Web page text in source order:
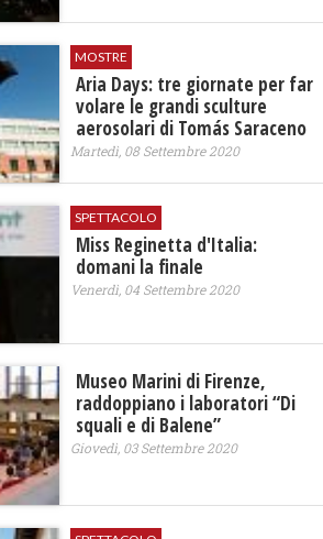
MOSTRE
Aria Days: tre giornate per far
volare le grandi sculture
aerosolari di Tomás Saraceno
Martedì, 08 Settembre 2020
SPETTACOLO
Miss Reginetta d'Italia:
domani la finale
Venerdì, 04 Settembre 2020
Museo Marini di Firenze,
raddoppiano i laboratori “Di
squali e di Balene”
Giovedì, 03 Settembre 2020